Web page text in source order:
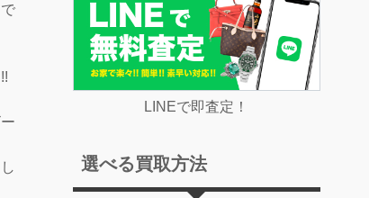
LINEで即査定！
選べる買取方法